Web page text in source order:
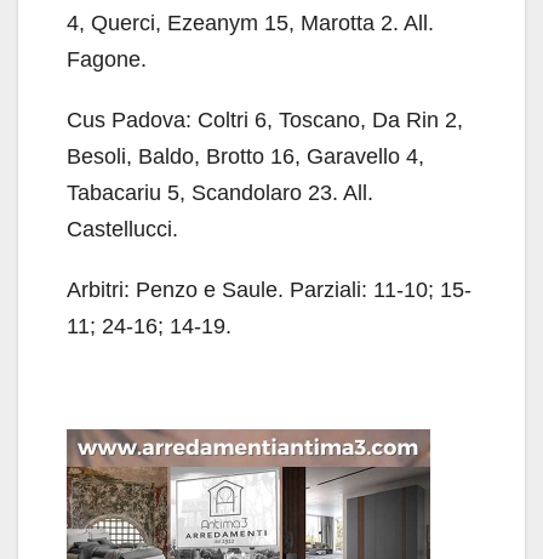
4, Querci, Ezeanym 15, Marotta 2. All.
Fagone.
Cus Padova: Coltri 6, Toscano, Da Rin 2,
Besoli, Baldo, Brotto 16, Garavello 4,
Tabacariu 5, Scandolaro 23. All.
Castellucci.
Arbitri: Penzo e Saule. Parziali: 11-10; 15-
11; 24-16; 14-19.